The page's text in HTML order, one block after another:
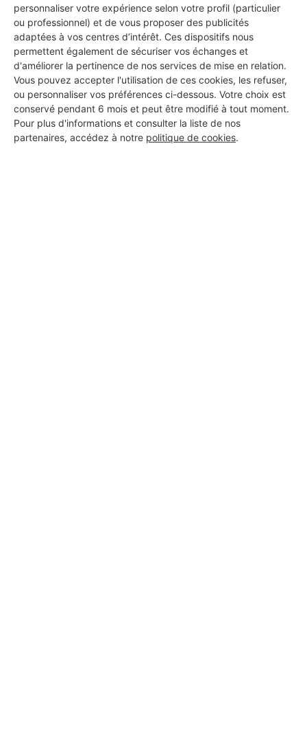
personnaliser votre expérience selon votre profil (particulier
ou professionnel) et de vous proposer des publicités
adaptées à vos centres d’intérêt. Ces dispositifs nous
permettent également de sécuriser vos échanges et
d'améliorer la pertinence de nos services de mise en relation.
Vous pouvez accepter l'utilisation de ces cookies, les refuser,
ou personnaliser vos préférences ci-dessous. Votre choix est
conservé pendant 6 mois et peut être modifié à tout moment.
Pour plus d'informations et consulter la liste de nos
partenaires, accédez à notre politique de cookies.
5 ans d'expérience
Voir sa fiche
DEBUSY ELEC’
Le Cannet